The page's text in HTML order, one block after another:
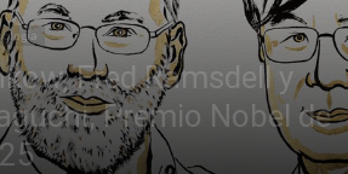
Fred Ramsdell y
Premio Nobel de